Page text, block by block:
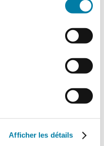
Afficher les détails
Romain…